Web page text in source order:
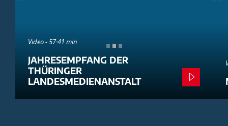
Video - 57:41 min
JAHRESEMPFANG DER
THÜRINGER
LANDESMEDIENANSTALT